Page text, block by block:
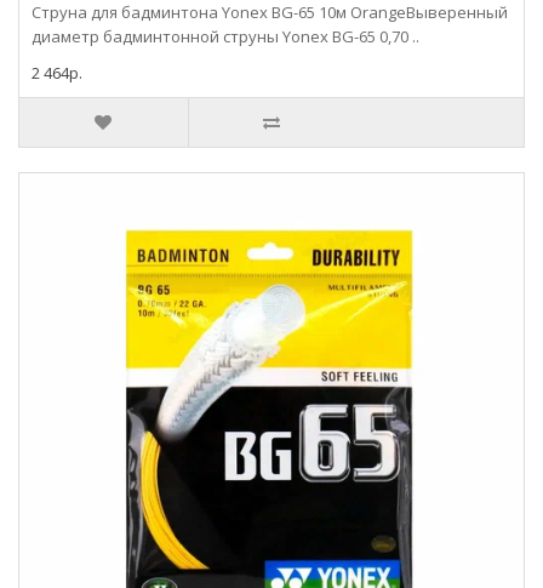
Струна для бадминтона Yonex BG-65 10м OrangeВыверенный
диаметр бадминтонной струны Yonex BG-65 0,70 ..
2 464р.